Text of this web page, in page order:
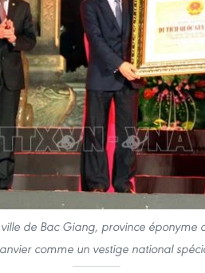
de Bac Giang, province éponyme
comme un vestige national